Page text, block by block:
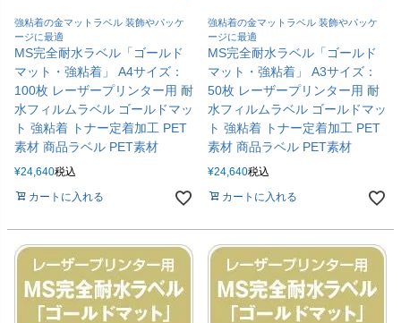
強粘着の金マットラベル 装飾やパッケ
ージに最適
MS完全耐水ラベル「ゴールド
マット・強粘着」 A4サイズ：
100枚 レーザープリンター用 耐
水フィルムラベル ゴールドマッ
ト 強粘着 トナー定着加工 PET
素材 商品ラベル PET素材
¥24,640税込
カートに入れる
強粘着の金マットラベル 装飾やパッケ
ージに最適
MS完全耐水ラベル「ゴールド
マット・強粘着」 A3サイズ：
50枚 レーザープリンター用 耐
水フィルムラベル ゴールドマッ
ト 強粘着 トナー定着加工 PET
素材 商品ラベル PET素材
¥24,640税込
カートに入れる